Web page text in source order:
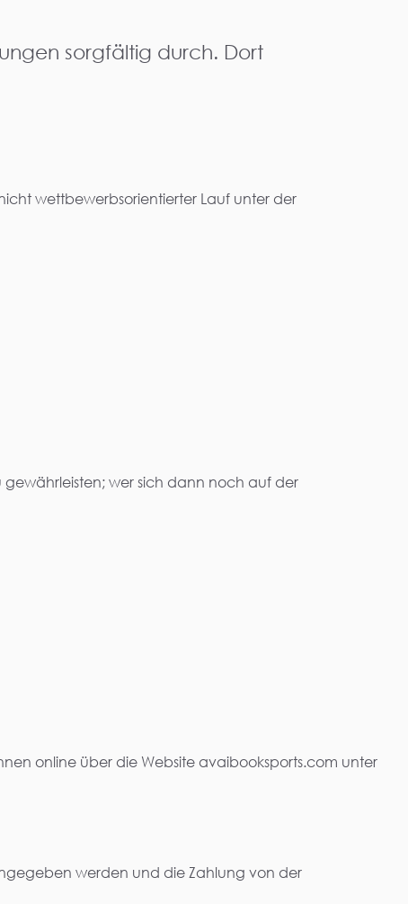
sorgfältig durch. Dort
wettbewerbsorientierter Lauf unter der
wer sich dann noch auf der
online über die Website avaibooksports.com unter
werden und die Zahlung von der